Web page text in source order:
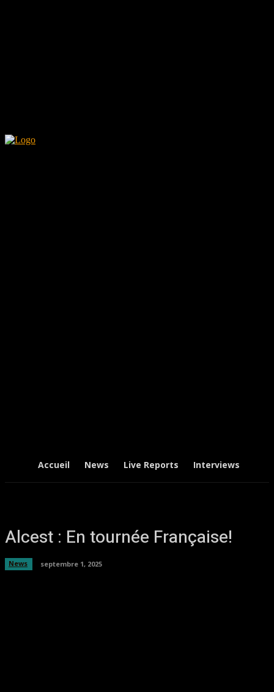
Accueil News Live Reports Interviews
Alcest : En tournée Française!
News septembre 1, 2025